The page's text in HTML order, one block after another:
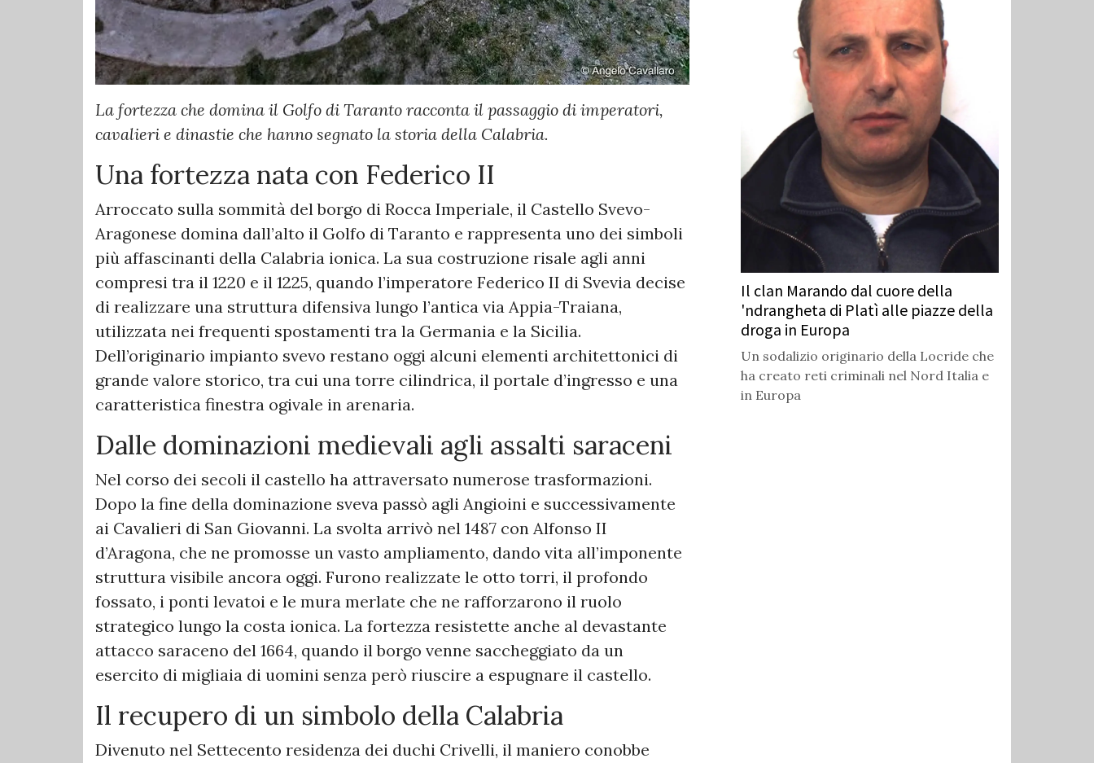
La fortezza che domina il Golfo di Taranto racconta il passaggio di imperatori,
cavalieri e dinastie che hanno segnato la storia della Calabria.
Una fortezza nata con Federico II
Arroccato sulla sommità del borgo di Rocca Imperiale, il Castello Svevo-
Aragonese domina dall’alto il Golfo di Taranto e rappresenta uno dei simboli
più affascinanti della Calabria ionica. La sua costruzione risale agli anni
compresi tra il 1220 e il 1225, quando l’imperatore Federico II di Svevia decise
di realizzare una struttura difensiva lungo l’antica via Appia-Traiana,
utilizzata nei frequenti spostamenti tra la Germania e la Sicilia.
Dell’originario impianto svevo restano oggi alcuni elementi architettonici di
grande valore storico, tra cui una torre cilindrica, il portale d’ingresso e una
caratteristica finestra ogivale in arenaria.
Dalle dominazioni medievali agli assalti saraceni
Nel corso dei secoli il castello ha attraversato numerose trasformazioni.
Dopo la fine della dominazione sveva passò agli Angioini e successivamente
ai Cavalieri di San Giovanni. La svolta arrivò nel 1487 con Alfonso II
d’Aragona, che ne promosse un vasto ampliamento, dando vita all’imponente
struttura visibile ancora oggi. Furono realizzate le otto torri, il profondo
fossato, i ponti levatoi e le mura merlate che ne rafforzarono il ruolo
strategico lungo la costa ionica. La fortezza resistette anche al devastante
attacco saraceno del 1664, quando il borgo venne saccheggiato da un
esercito di migliaia di uomini senza però riuscire a espugnare il castello.
Il recupero di un simbolo della Calabria
Divenuto nel Settecento residenza dei duchi Crivelli, il maniero conobbe
Il clan Marando dal cuore della
'ndrangheta di Platì alle piazze della
droga in Europa
Un sodalizio originario della Locride che
ha creato reti criminali nel Nord Italia e
in Europa